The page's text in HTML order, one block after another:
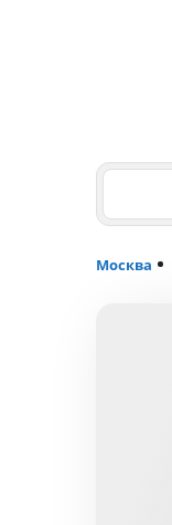
Москва